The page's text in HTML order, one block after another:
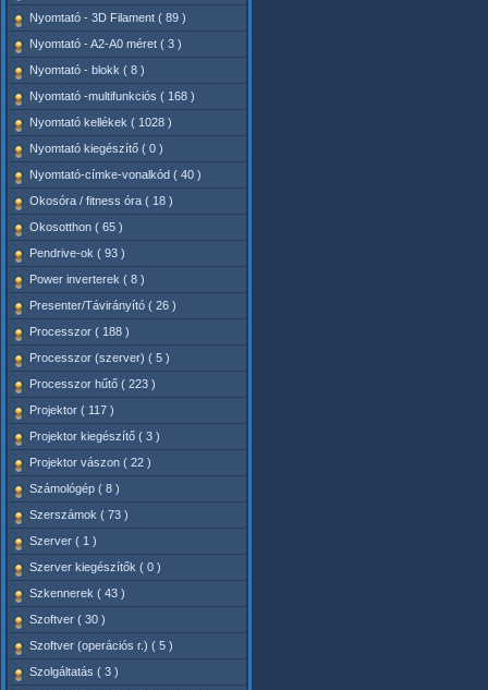
Nyomtató - 3D Filament ( 89 )
Nyomtató - A2-A0 méret ( 3 )
Nyomtató - blokk ( 8 )
Nyomtató -multifunkciós ( 168 )
Nyomtató kellékek ( 1028 )
Nyomtató kiegészítő ( 0 )
Nyomtató-címke-vonalkód ( 40 )
Okosóra / fitness óra ( 18 )
Okosotthon ( 65 )
Pendrive-ok ( 93 )
Power inverterek ( 8 )
Presenter/Távirányító ( 26 )
Processzor ( 188 )
Processzor (szerver) ( 5 )
Processzor hűtő ( 223 )
Projektor ( 117 )
Projektor kiegészítő ( 3 )
Projektor vászon ( 22 )
Számológép ( 8 )
Szerszámok ( 73 )
Szerver ( 1 )
Szerver kiegészítők ( 0 )
Szkennerek ( 43 )
Szoftver ( 30 )
Szoftver (operációs r.) ( 5 )
Szolgáltatás ( 3 )